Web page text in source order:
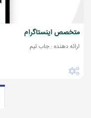
متخصص اینستاگرام
ارائه دهنده : جاب تیم